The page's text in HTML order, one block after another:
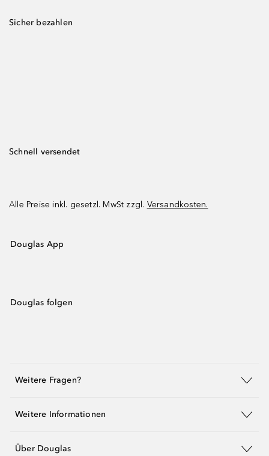
Sicher bezahlen
Schnell versendet
Alle Preise inkl. gesetzl. MwSt zzgl. Versandkosten.
Douglas App
Douglas folgen
Weitere Fragen?
Weitere Informationen
Über Douglas